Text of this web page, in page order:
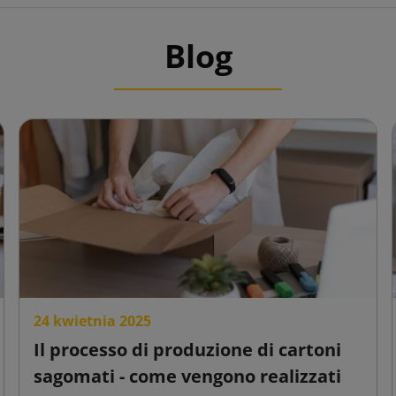
Blog
24 kwietnia 2025
Il processo di produzione di cartoni
sagomati - come vengono realizzati